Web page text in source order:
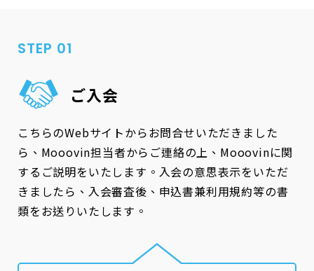
STEP 01
ご入会
こちらのWebサイトからお問合せいただきました
ら、Mooovin担当者からご連絡の上、Mooovinに関
するご説明をいたします。入会の意思表示をいただ
きましたら、入会審査後、申込書兼利用規約等の書
類をお送りいたします。